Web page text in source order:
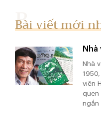
Bài viết mới
Nhà
viên
quen
ngắn